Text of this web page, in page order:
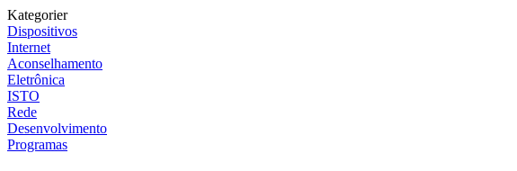
Kategorier
Dispositivos
Internet
Aconselhamento
Eletrônica
ISTO
Rede
Desenvolvimento
Programas